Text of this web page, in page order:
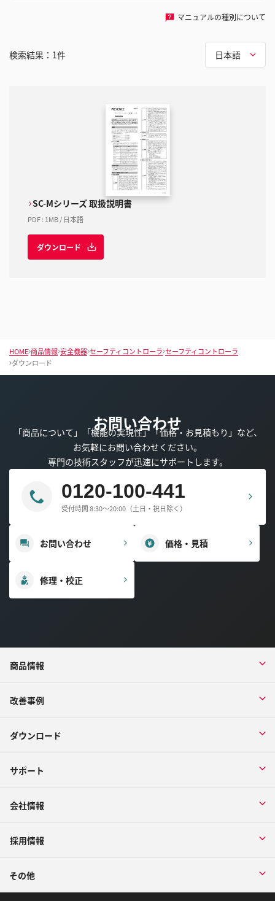
マニュアルの種別について
検索結果： 1件 日本語
SC-Mシリーズ 取扱説明書
PDF: 1MB/ 日本語
ダウンロード
HOME 商品情報 安全機器 セーフティコントローラ セーフティコントローラ
ダウンロード
お問い合わせ
「商品について」「機能の実現性」「価格・お見積もり」など、
お気軽にお問い合わせください。
専門の技術スタッフが迅速にサポートします。
0120-100-441
受付時間 8:30～20:00（土日・祝日除く）
お問い合わせ 価格・見積
修理・校正
商品情報
改善事例
ダウンロード
サポート
会社情報
採用情報
その他